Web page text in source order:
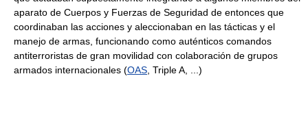
aparato de Cuerpos y Fuerzas de Seguridad de entonces que
coordinaban las acciones y aleccionaban en las tácticas y el
manejo de armas, funcionando como auténticos comandos
antiterroristas de gran movilidad con colaboración de grupos
armados internacionales (OAS, Triple A, ...)